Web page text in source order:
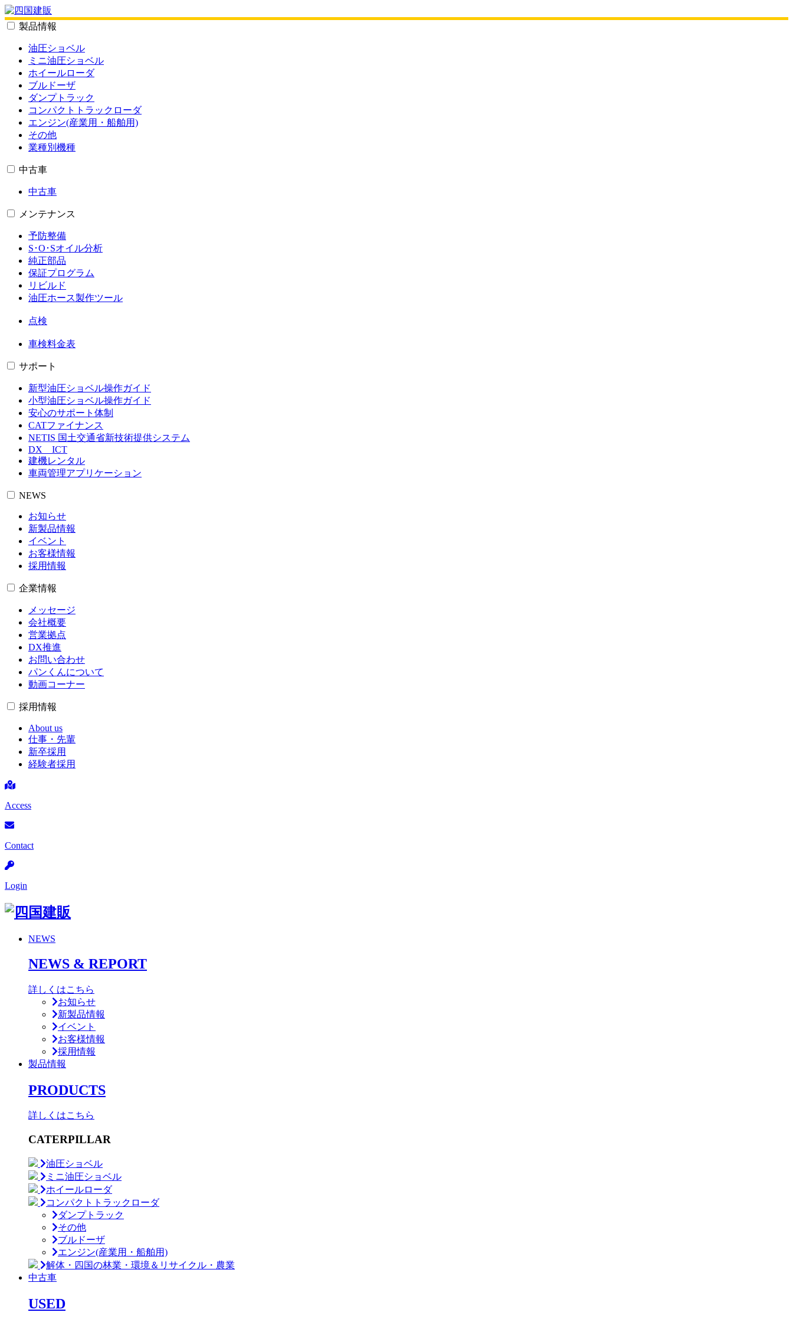
製品情報
油圧ショベル
ミニ油圧ショベル
ホイールローダ
ブルドーザ
ダンプトラック
コンパクトトラックローダ
エンジン(産業用・船舶用)
その他
業種別機種
中古車
中古車
メンテナンス
予防整備
S･O･Sオイル分析
純正部品
保証プログラム
リビルド
油圧ホース製作ツール
点検
車検料金表
サポート
新型油圧ショベル操作ガイド
小型油圧ショベル操作ガイド
安心のサポート体制
CATファイナンス
NETIS 国土交通省新技術提供システム
DX ICT
建機レンタル
車両管理アプリケーション
NEWS
お知らせ
新製品情報
イベント
お客様情報
採用情報
企業情報
メッセージ
会社概要
営業拠点
DX推進
お問い合わせ
パンくんについて
動画コーナー
採用情報
About us
仕事・先輩
新卒採用
経験者採用
Access
Contact
Login
NEWS
NEWS & REPORT
詳しくはこちら
お知らせ
新製品情報
イベント
お客様情報
採用情報
製品情報
PRODUCTS
詳しくはこちら
CATERPILLAR
油圧ショベル
ミニ油圧ショベル
ホイールローダ
コンパクトトラックローダ
ダンプトラック
その他
ブルドーザ
エンジン(産業用・船舶用)
解体・四国の林業・環境＆リサイクル・農業
中古車
USED